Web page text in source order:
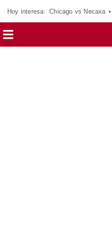
Hoy interesa: Chicago vs Necaxa